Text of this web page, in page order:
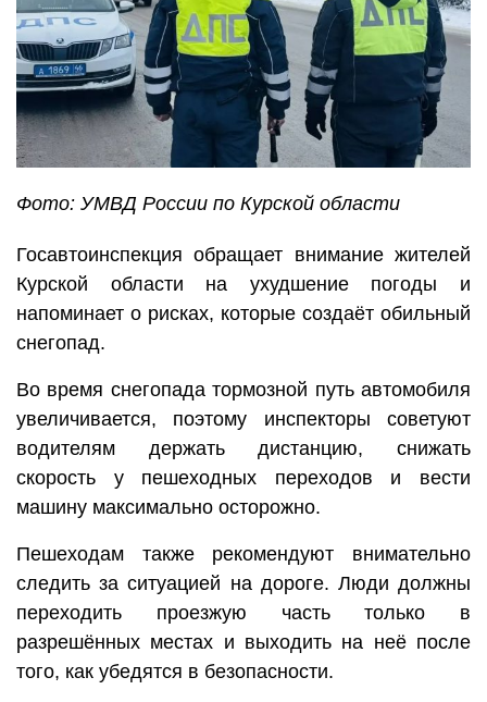
Фото: УМВД России по Курской области
Госавтоинспекция обращает внимание жителей
Курской области на ухудшение погоды и
напоминает о рисках, которые создаёт обильный
снегопад.
Во время снегопада тормозной путь автомобиля
увеличивается, поэтому инспекторы советуют
водителям держать дистанцию, снижать
скорость у пешеходных переходов и вести
машину максимально осторожно.
Пешеходам также рекомендуют внимательно
следить за ситуацией на дороге. Люди должны
переходить проезжую часть только в
разрешённых местах и выходить на неё после
того, как убедятся в безопасности.